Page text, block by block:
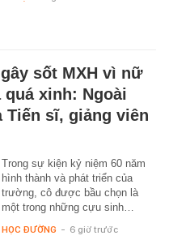
sốt MXH vì nữ
xinh: Ngoài
sĩ, giảng viên
Trong sự kiện kỷ niệm 60 năm
hình thành và phát triển của
trường, cô được bầu chọn là
một trong những cựu sinh…
HỌC ĐƯỜNG - 6 giờ trước